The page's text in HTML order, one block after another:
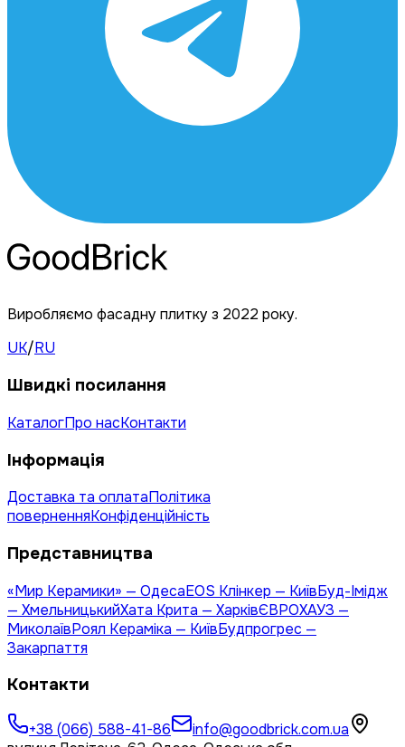
Виробляємо фасадну плитку з 2022 року.
UK/RU
Швидкі посилання
КаталогПро насКонтакти
Інформація
Доставка та оплатаПолітика
поверненняКонфіденційність
Представництва
«Мир Керамики» — ОдесаEOS Клінкер — КиївБуд-Імідж
— ХмельницькийХата Крита — ХарківЄВРОХАУЗ —
МиколаївРоял Кераміка — КиївБудпрогрес —
Закарпаття
Контакти
+38 (066) 588-41-86
info@goodbrick.com.ua